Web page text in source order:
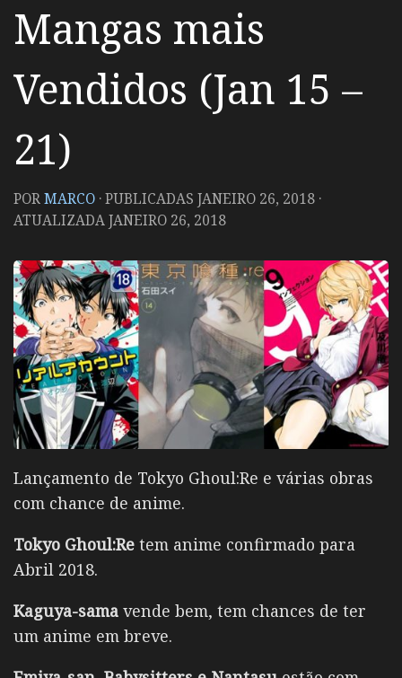
Mangas mais
Vendidos (Jan 15 –
21)
PORMARCO · PUBLICADAS JANEIRO 26, 2018 ·
ATUALIZADAJANEIRO 26, 2018
Lançamento de Tokyo Ghoul:Re e várias obras
com chance de anime.
Tokyo Ghoul:Re tem anime confirmado para
Abril 2018.
Kaguya-sama vende bem, tem chances de ter
um anime em breve.